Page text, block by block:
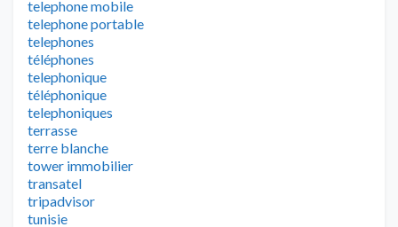
telephone mobile
telephone portable
telephones
téléphones
telephonique
téléphonique
telephoniques
terrasse
terre blanche
tower immobilier
transatel
tripadvisor
tunisie